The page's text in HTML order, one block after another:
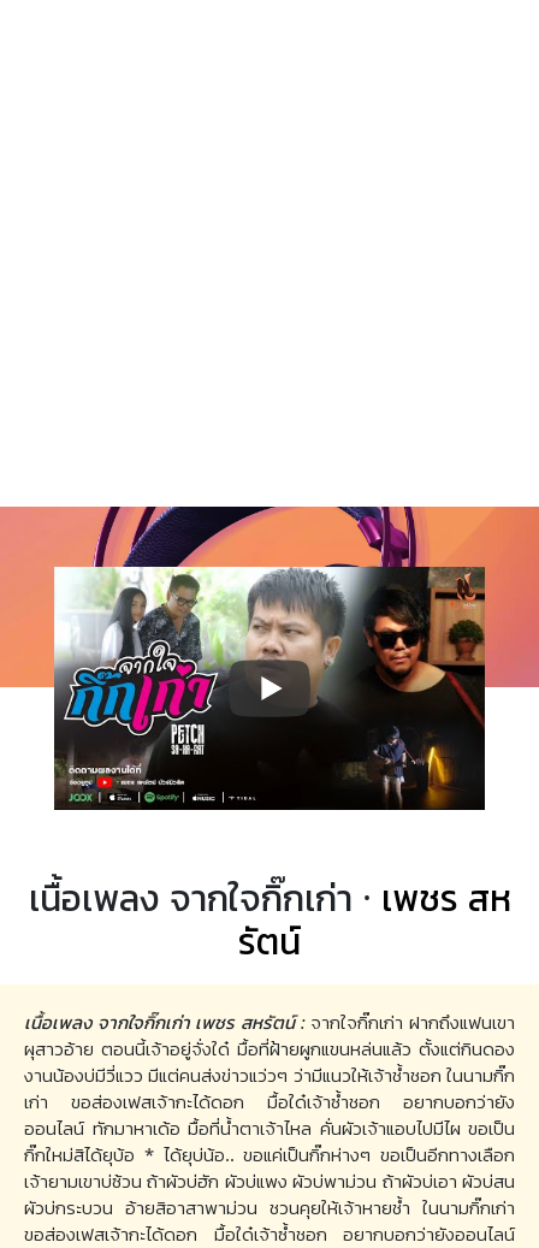
เนื้อเพลง จากใจกิ๊กเก่า · เพชร สห
รัตน์
เนื้อเพลง จากใจกิ๊กเก่า เพชร สหรัตน์ : จากใจกิ๊กเก่า ฝากถึงแฟนเขา
ผุสาวอ้าย ตอนนี้เจ้าอยู่จั่งใด๋ มื้อที่ฝ้ายผูกแขนหล่นแล้ว ตั้งแต่กินดอง
งานน้องบ่มีวี่แวว มีแต่คนส่งข่าวแว่วๆ ว่ามีแนวให้เจ้าช้ำชอก ในนามกิ๊ก
เก่า ขอส่องเฟสเจ้ากะได้ดอก มื้อใด๋เจ้าซ้ำชอก อยากบอกว่ายัง
ออนไลน์ ทักมาหาเด้อ มื้อที่น้ำตาเจ้าไหล คั่นผัวเจ้าแอบไปมีไผ ขอเป็น
กิ๊กใหม่สิได้ยุบ้อ * ได้ยุบ่น้อ.. ขอแค่เป็นกิ๊กห่างๆ ขอเป็นอีกทางเลือก
เจ้ายามเขาบ่ซ้วน ถ้าผัวบ่ฮัก ผัวบ่แพง ผัวบ่พาม่วน ถ้าผัวบ่เอา ผัวบ่สน
ผัวบ่กระบวน อ้ายสิอาสาพาม่วน ชวนคุยให้เจ้าหายช้ำ ในนามกิ๊กเก่า
ขอส่องเฟสเจ้ากะได้ดอก มื้อใด๋เจ้าซ้ำชอก อยากบอกว่ายังออนไลน์